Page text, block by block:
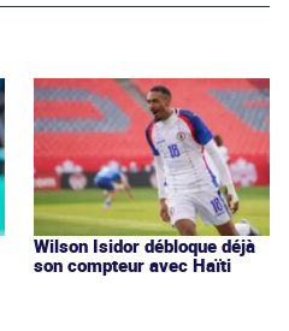
Wilson Isidor débloque déjà
son compteur avec Haïti